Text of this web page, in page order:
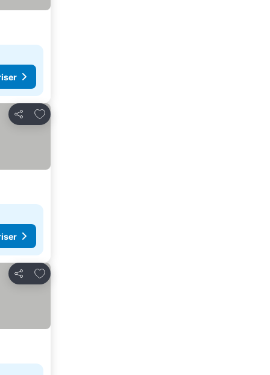
Del
Legg til i favoritter
Del
Legg til i favoritter